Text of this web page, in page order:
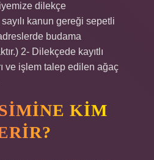
dilekçe
kanun gereği sepetli
budama
2- Dilekçede kayıtlı
ve işlem talep edilen ağaç
KIM